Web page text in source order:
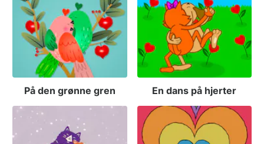
På den grønne gren En dans på hjerter